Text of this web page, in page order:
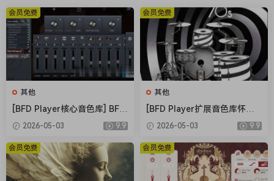
cinematic textures. Fully programmed into playable Kontakt
patches.
Imagine that sound of a drawing pencil can be playable.
Imagine a tonal harmony played on hair dryers,
toothbrushes, ribbons and bottles. Imagine dirty bass
made of electric buzz or analog lead made of electronic
beeps. And satisfying ASMR texture made of microphones
covered in bubble wrap. All of these in one playable library
with additional separate WAVE files. And I will be honest: it
SOUNDS GREAT.
And you will be surprised how tonal, beautiful and organic
其他
[BFD Player核心音色库] BFD
Drums BFD Player Core Libr
ary v1.0.0.9-R2R（4.72GB）
2026-05-03 9.9
会员免费
其他
[BFD Player扩展音色库怀旧
摇滚] BFD Drums BFD Playe
r Extension London 70s v1.
0.0.13-R2R（2.71GB）
2026-05-03 9.9
会员免费
会员免费 会员免费